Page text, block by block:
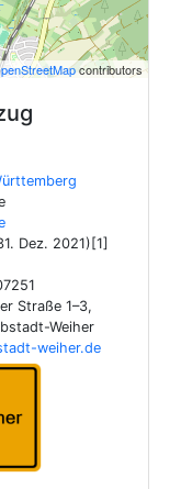
contributors
Dez. 2021)[1]
Straße 1–3,
Weiher
weiher.de